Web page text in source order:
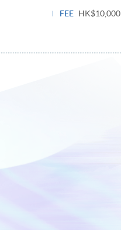
FEE HK$10,000